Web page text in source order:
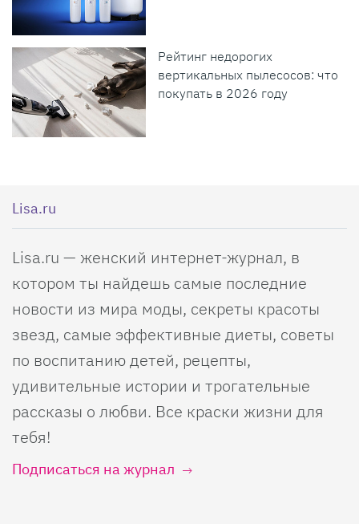
Рейтинг недорогих
вертикальных пылесосов: что
покупать в 2026 году
Lisa.ru
Lisa.ru — женский интернет-журнал, в
котором ты найдешь самые последние
новости из мира моды, секреты красоты
звезд, самые эффективные диеты, советы
по воспитанию детей, рецепты,
удивительные истории и трогательные
рассказы о любви. Все краски жизни для
тебя!
Подписаться на журнал